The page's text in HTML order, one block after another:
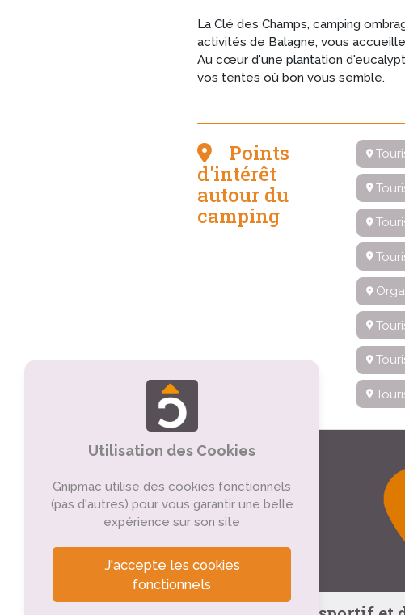
La Clé des Champs, camping
activités de Balagne, vous
Au cœur d'une plantation
vos tentes où bon vous semble.
Points
d'intérêt
autour du
camping
Utilisation des Cookies
Gnipmac utilise des cookies fonctionnels
(pas d'autres) pour vous garantir une belle
expérience sur son site
J'accepte les cookies
fonctionnels